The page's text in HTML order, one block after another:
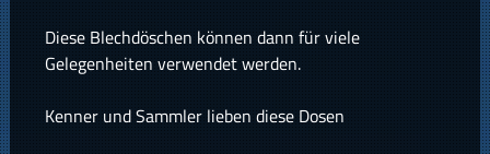
Diese Blechdöschen können dann für viele
Gelegenheiten verwendet werden.
Kenner und Sammler lieben diese Dosen